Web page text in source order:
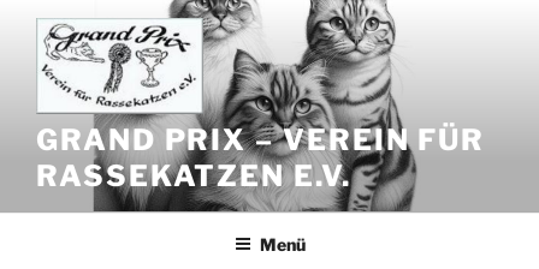
Zum
Inhalt
springen
GRAND PRIX – VEREIN FÜR
RASSEKATZEN E.V.
Menü